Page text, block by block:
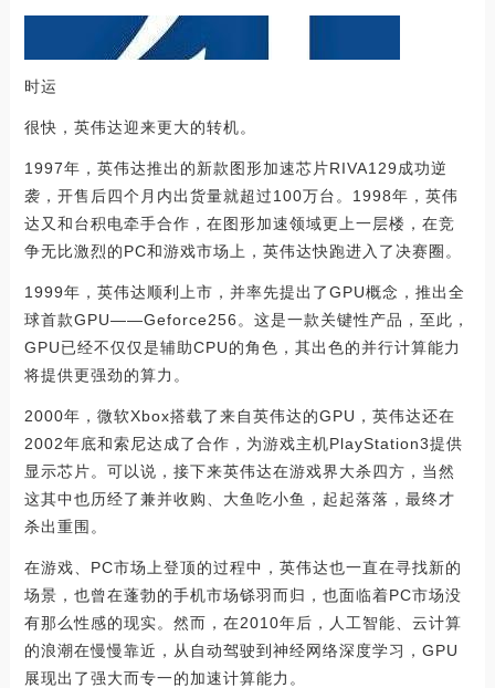
时运
很快，英伟达迎来更大的转机。
1997年，英伟达推出的新款图形加速芯片RIVA129成功逆
袭，开售后四个月内出货量就超过100万台。1998年，英伟
达又和台积电牵手合作，在图形加速领域更上一层楼，在竞
争无比激烈的PC和游戏市场上，英伟达快跑进入了决赛圈。
1999年，英伟达顺利上市，并率先提出了GPU概念，推出全
球首款GPU——Geforce256。这是一款关键性产品，至此，
GPU已经不仅仅是辅助CPU的角色，其出色的并行计算能力
将提供更强劲的算力。
2000年，微软Xbox搭载了来自英伟达的GPU，英伟达还在
2002年底和索尼达成了合作，为游戏主机PlayStation3提供
显示芯片。可以说，接下来英伟达在游戏界大杀四方，当然
这其中也历经了兼并收购、大鱼吃小鱼，起起落落，最终才
杀出重围。
在游戏、PC市场上登顶的过程中，英伟达也一直在寻找新的
场景，也曾在蓬勃的手机市场铩羽而归，也面临着PC市场没
有那么性感的现实。然而，在2010年后，人工智能、云计算
的浪潮在慢慢靠近，从自动驾驶到神经网络深度学习，GPU
展现出了强大而专一的加速计算能力。